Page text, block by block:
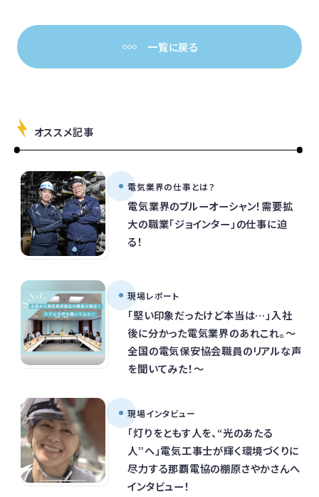
一覧に戻る
オススメ記事
電気業界の仕事とは？
電気業界のブルーオーシャン！需要拡
大の職業「ジョインター」の仕事に迫
る！
現場レポート
「堅い印象だったけど本当は…」入社
後に分かった電気業界のあれこれ。～
全国の電気保安協会職員のリアルな声
を聞いてみた！～
現場インタビュー
「灯りをともす人を、“光のあたる
人”へ」電気工事士が輝く環境づくりに
尽力する那覇電協の棚原さやかさんへ
インタビュー！